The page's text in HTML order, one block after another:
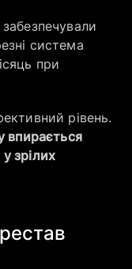
система
при
рівень.
впирається
зрілих